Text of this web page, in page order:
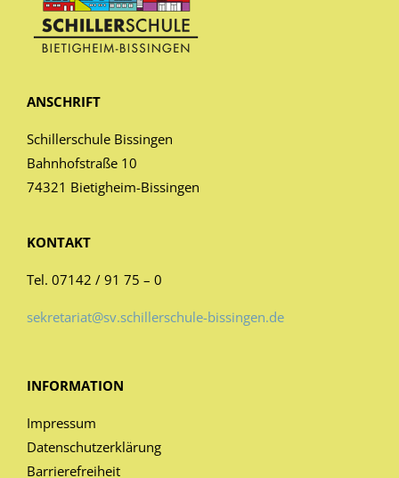
ANSCHRIFT
Schillerschule Bissingen
Bahnhofstraße 10
74321 Bietigheim-Bissingen
KONTAKT
Tel. 07142 / 91 75 – 0
sekretariat@sv.schillerschule-bissingen.de
INFORMATION
Impressum
Datenschutzerklärung
Barrierefreiheit